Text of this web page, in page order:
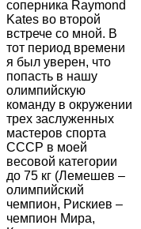
соперника Raymond
Kates во второй
встрече со мной. В
тот период времени
я был уверен, что
попасть в нашу
олимпийскую
команду в окружении
трех заслуженных
мастеров спорта
СССР в моей
весовой категории
до 75 кг (Лемешев –
олимпийский
чемпион, Рискиев –
чемпион Мира,